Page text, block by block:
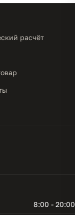
расчёт
8:00 - 20:00